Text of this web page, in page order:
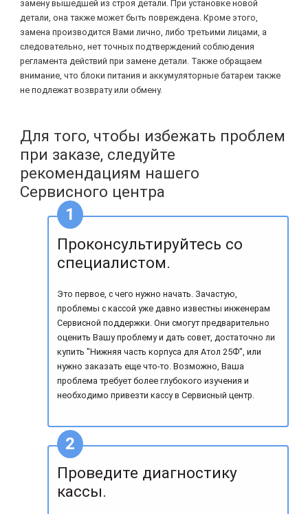
замену вышедшей из строя детали. При установке новой
детали, она также может быть повреждена. Кроме этого,
замена производится Вами лично, либо третьими лицами, а
следовательно, нет точных подтверждений соблюдения
регламента действий при замене детали. Также обращаем
внимание, что блоки питания и аккумуляторные батареи также
не подлежат возврату или обмену.
Для того, чтобы избежать проблем
при заказе, следуйте
рекомендациям нашего
Сервисного центра
Проконсультируйтесь со
специалистом.
Это первое, с чего нужно начать. Зачастую,
проблемы с кассой уже давно известны инженерам
Сервисной поддержки. Они смогут предварительно
оценить Вашу проблему и дать совет, достаточно ли
купить "Нижняя часть корпуса для Атол 25Ф", или
нужно заказать еще что-то. Возможно, Ваша
проблема требует более глубокого изучения и
необходимо привезти кассу в Сервисный центр.
Проведите диагностику
кассы.